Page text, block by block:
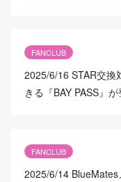
FANCLUB
2025/6/16 STAR交換
きる『BAY PASS』が
FANCLUB
2025/6/14